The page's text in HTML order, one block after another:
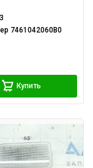
7461042060B0
Купить